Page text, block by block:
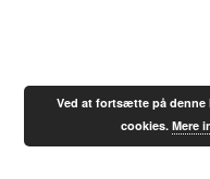
Ved at fortsætte på denne
cookies. Mere